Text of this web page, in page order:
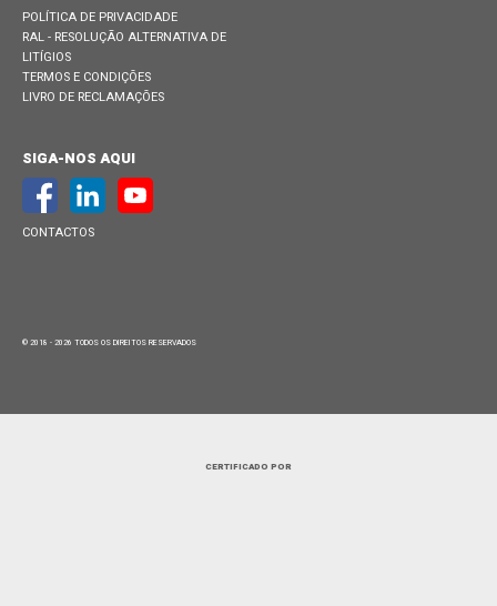
POLÍTICA DE PRIVACIDADE
RAL - RESOLUÇÃO ALTERNATIVA DE
LITÍGIOS
TERMOS E CONDIÇÕES
LIVRO DE RECLAMAÇÕES
SIGA-NOS AQUI
CONTACTOS
© 2018 - 2026 TODOS OS DIREITOS RESERVADOS
CERTIFICADO POR